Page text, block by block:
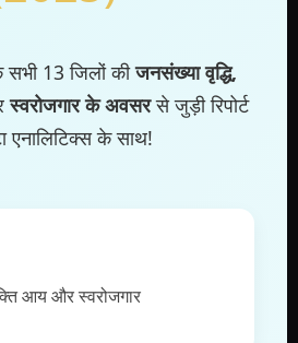
सभी 13 जिलों कीजनसंख्या वृद्धि,
स्वरोजगार के अवसरसे जुड़ी रिपोर्ट
के साथ!
आय और स्वरोजगार